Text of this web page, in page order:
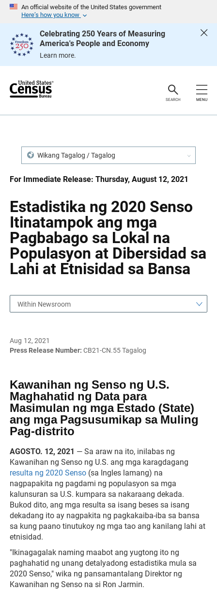
An official website of the United States government
Here’s how you know
Celebrating 250 Years of Measuring
America's People and Economy
Learn more.
e
SEARCH MENU
Wikang Tagalog / Tagalog
For Immediate Release: Thursday, August 12, 2021
Estadistika ng 2020 Senso
Itinatampok ang mga
Pagbabago sa Lokal na
Populasyon at Dibersidad sa
Lahi at Etnisidad sa Bansa
g
Within Newsroom
Aug 12, 2021
Press Release Number: CB21-CN.55 Tagalog
Kawanihan ng Senso ng U.S.
Maghahatid ng Data para
Masimulan ng mga Estado (State)
ang mga Pagsusumikap sa Muling
Pag-distrito
AGOSTO. 12, 2021 — Sa araw na ito, inilabas ng
Kawanihan ng Senso ng U.S. ang mga karagdagang
resulta ng 2020 Senso (sa Ingles lamang) na
nagpapakita ng pagdami ng populasyon sa mga
kalunsuran sa U.S. kumpara sa nakaraang dekada.
Bukod dito, ang mga resulta sa isang beses sa isang
dekadang ito ay nagpakita ng pagkakaiba-iba sa bansa
sa kung paano tinutukoy ng mga tao ang kanilang lahi at
etnisidad.
"Ikinagagalak naming maabot ang yugtong ito ng
paghahatid ng unang detalyadong estadistika mula sa
2020 Senso," wika ng pansamantalang Direktor ng
Kawanihan ng Senso na si Ron Jarmin.